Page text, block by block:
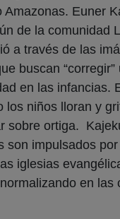
Amazonas. Euner
de la comunidad
a través de las
buscan
en las infancias.
los niños lloran y
sobre ortiga.
son impulsados
iglesias
en las